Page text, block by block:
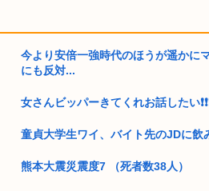
今より安倍一強時代のほうが遥かに
にも反対...
女さんビッパーきてくれお話したい
童貞大学生ワイ、バイト先のJDに飲
熊本大震災震度7 （死者数38人）